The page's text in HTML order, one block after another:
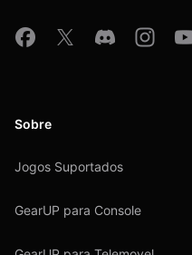
Sobre
Jogos Suportados
GearUP para Console